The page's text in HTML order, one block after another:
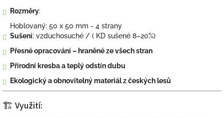
Rozměry:
Hoblovaný: 50 x 50 mm - 4 strany
Sušení: vzduchosuché / ( KD sušené 8–20%)
Přesné opracování – hraněné ze všech stran
Přírodní kresba a teplý odstín dubu
Ekologický a obnovitelný materiál z českých lesů
🏗 Využití: